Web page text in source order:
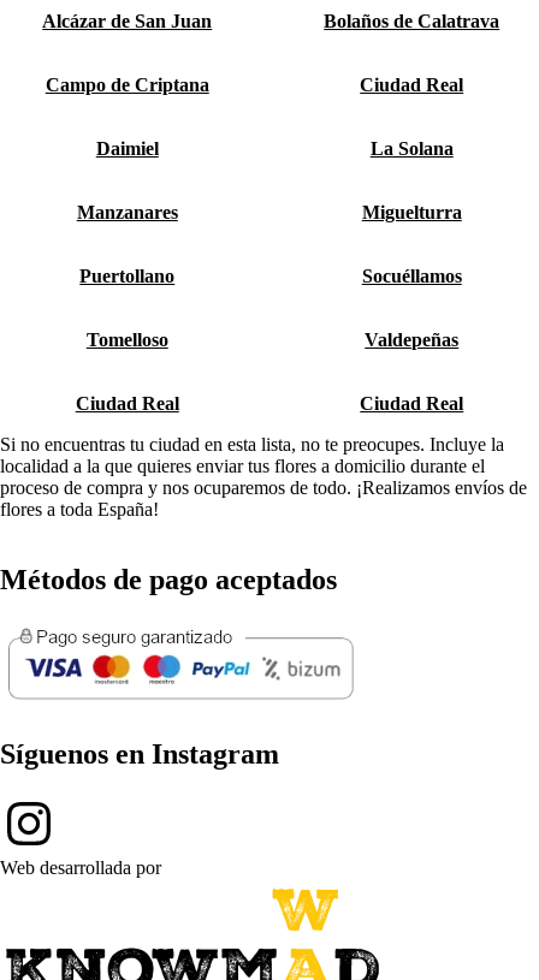
Alcázar de San Juan Bolaños de Calatrava
Campo de Criptana Ciudad Real
Daimiel La Solana
Manzanares Miguelturra
Puertollano Socuéllamos
Tomelloso Valdepeñas
Ciudad Real
Ciudad Real
Si no encuentras tu ciudad en esta lista, no te preocupes. Incluye la
localidad a la que quieres enviar tus flores a domicilio durante el
proceso de compra y nos ocuparemos de todo. ¡Realizamos envíos de
flores a toda España!
Métodos de pago aceptados
Síguenos en Instagram
Web desarrollada por